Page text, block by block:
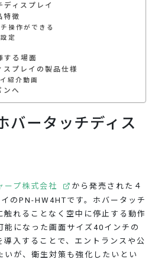
ィスプレイ
特徴
操作ができる
定
する場面
プレイの製品仕様
紹介動画
ンへ
バータッチディス
ープ株式会社
から発売された４
のPN-HW4HTです。ホバータッチ
触れることなく空中に停止する動作
能になった画面サイズ40インチの
導入することで、エントランスや公
いが、衛生対策も強化したいとい